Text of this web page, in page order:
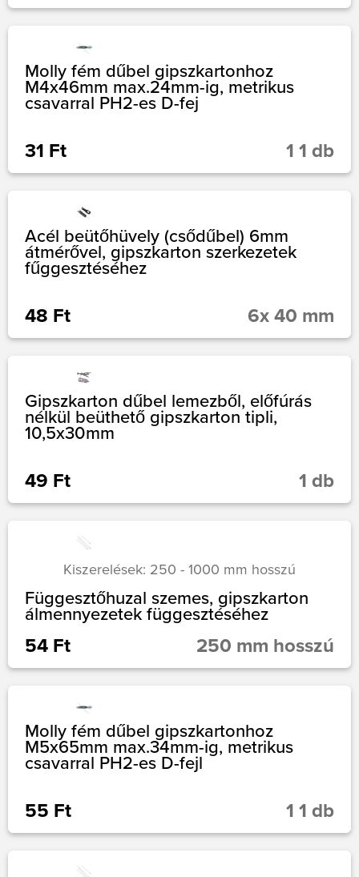
Molly fém dűbel gipszkartonhoz
M4x46mm max.24mm-ig, metrikus
csavarral PH2-es D-fej
31 Ft 1 1 db
Acél beütőhüvely (csődűbel) 6mm
átmérővel, gipszkarton szerkezetek
fűggesztéséhez
48 Ft 6x 40 mm
Gipszkarton dűbel lemezből, előfúrás
nélkül beüthető gipszkarton tipli,
10,5x30mm
49 Ft 1 db
Kiszerelések: 250 - 1000 mm hosszú
Függesztőhuzal szemes, gipszkarton
álmennyezetek függesztéséhez
54 Ft 250 mm hosszú
Molly fém dűbel gipszkartonhoz
M5x65mm max.34mm-ig, metrikus
csavarral PH2-es D-fejl
55 Ft 1 1 db